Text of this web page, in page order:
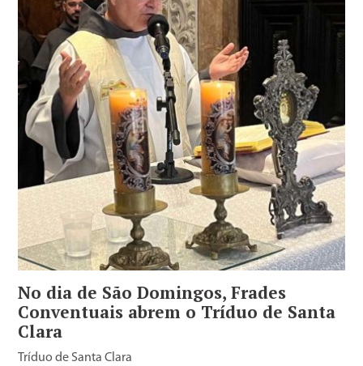
No dia de São Domingos, Frades
Conventuais abrem o Tríduo de Santa
Clara
Tríduo de Santa Clara